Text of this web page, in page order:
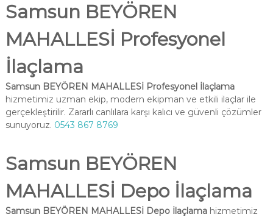
Samsun BEYÖREN
MAHALLESİ Profesyonel
İlaçlama
Samsun BEYÖREN MAHALLESİ Profesyonel İlaçlama
hizmetimiz uzman ekip, modern ekipman ve etkili ilaçlar ile
gerçekleştirilir. Zararlı canlılara karşı kalıcı ve güvenli çözümler
sunuyoruz. 0543 867 8769
Samsun BEYÖREN
MAHALLESİ Depo İlaçlama
Samsun BEYÖREN MAHALLESİ Depo İlaçlamahizmetimiz